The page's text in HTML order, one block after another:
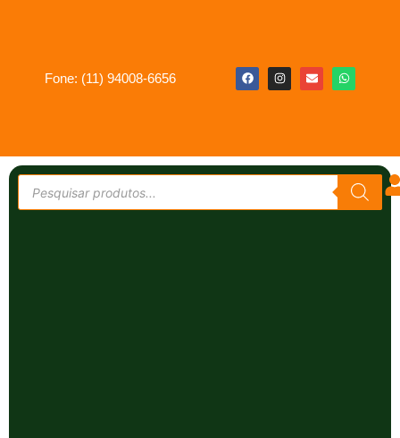
Fone: (11) 94008-6656